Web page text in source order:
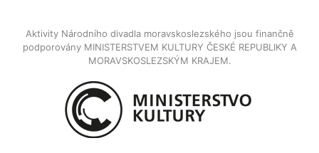
Aktivity Národního divadla moravskoslezského jsou finančně
podporovány MINISTERSTVEM KULTURY ČESKÉ REPUBLIKY A
MORAVSKOSLEZSKÝM KRAJEM.